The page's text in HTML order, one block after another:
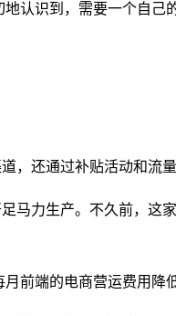
认识到，需要一个自
，还通过补贴活动和流
马力生产。不久前，这
前端的电商营运费用降